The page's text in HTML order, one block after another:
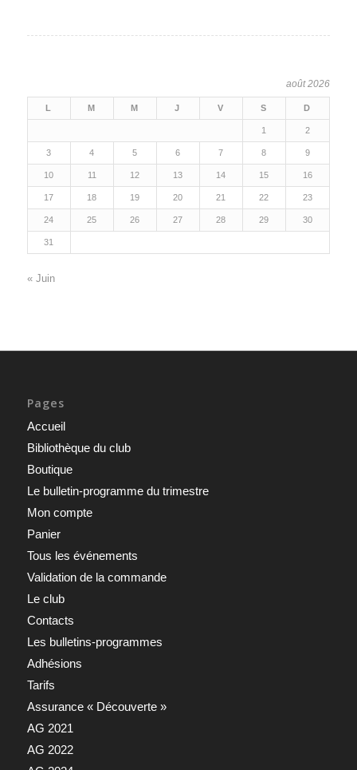
août 2026
L M M J V S D
1 2
3 4 5 6 7 8 9
10 11 12 13 14 15 16
17 18 19 20 21 22 23
24 25 26 27 28 29 30
31
« Juin
Pages
Accueil
Bibliothèque du club
Boutique
Le bulletin-programme du trimestre
Mon compte
Panier
Tous les événements
Validation de la commande
Le club
Contacts
Les bulletins-programmes
Adhésions
Tarifs
Assurance « Découverte »
AG 2021
AG 2022